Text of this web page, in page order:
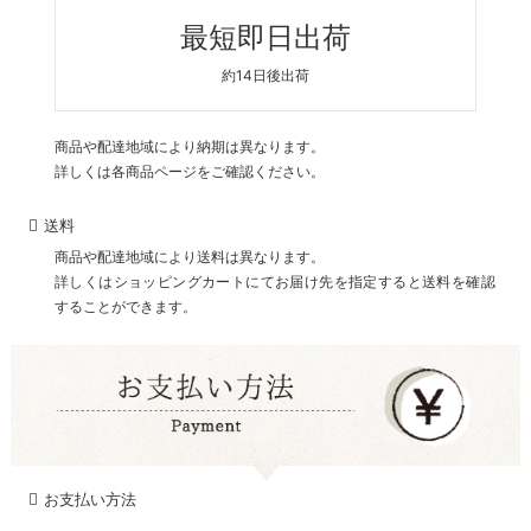
最短即日出荷
約14日後出荷
商品や配達地域により納期は異なります。
詳しくは各商品ページをご確認ください。
送料
商品や配達地域により送料は異なります。
詳しくはショッピングカートにてお届け先を指定すると送料を確認
することができます。
お支払い方法